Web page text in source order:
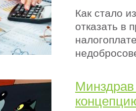
Как стало
отказать в